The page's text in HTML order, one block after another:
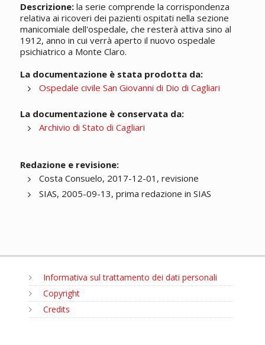
Descrizione:la serie comprende la corrispondenza
relativa ai ricoveri dei pazienti ospitati nella sezione
manicomiale dell'ospedale, che resterà attiva sino al
1912, anno in cui verrà aperto il nuovo ospedale
psichiatrico a Monte Claro.
La documentazione è stata prodotta da:
Ospedale civile San Giovanni di Dio di Cagliari
La documentazione è conservata da:
Archivio di Stato di Cagliari
Redazione e revisione:
Costa Consuelo, 2017-12-01, revisione
SIAS, 2005-09-13, prima redazione in SIAS
Informativa sul trattamento dei dati personali
Copyright
Credits